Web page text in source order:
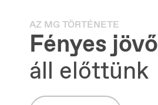
Macedonia
Македонски
AZ MG TÖRTÉNETE
Fényes jövő
áll előttünk